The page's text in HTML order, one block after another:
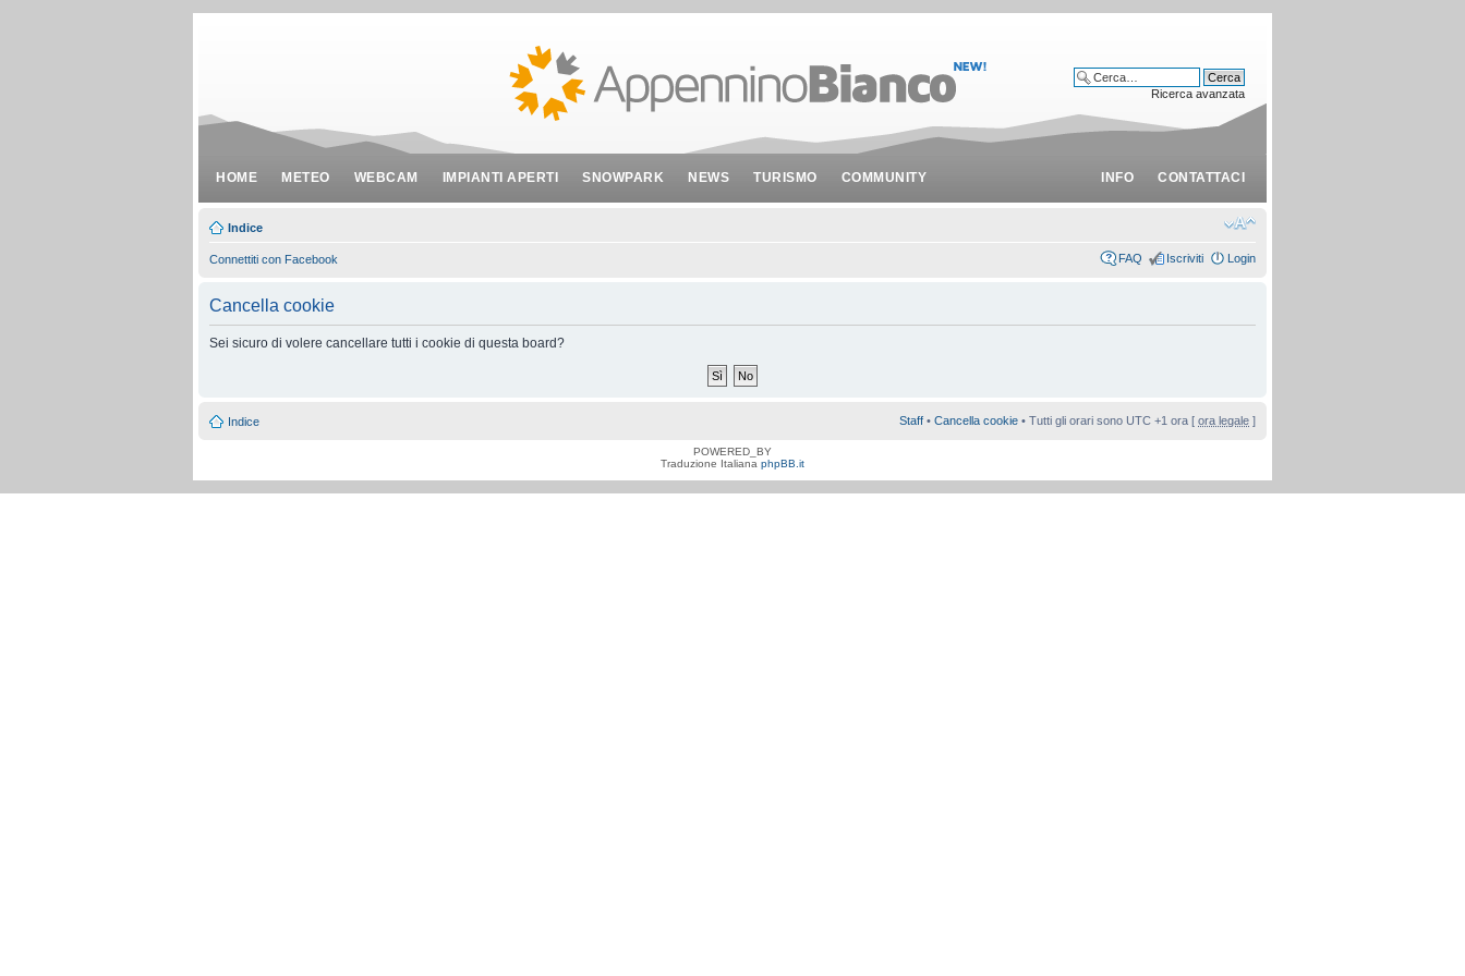
HOME METEO WEBCAM IMPIANTI APERTI SNOWPARK NEWS TURISMO COMMUNITY INFO CONTATTACI
Ricerca avanzata
Indice
Connettiti con Facebook FAQ Iscriviti Login
Cancella cookie
Sei sicuro di volere cancellare tutti i cookie di questa board?
Indice Staff • Cancella cookie • Tutti gli orari sono UTC +1 ora [ ora legale ]
POWERED_BY
Traduzione Italiana phpBB.it